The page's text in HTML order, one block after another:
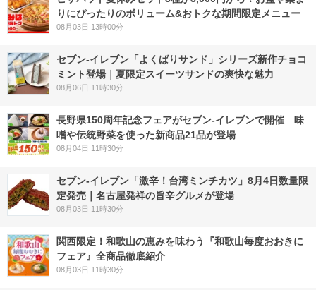
りにぴったりのボリューム&おトクな期間限定メニュー
08月03日 13時00分
セブン‐イレブン「よくばりサンド」シリーズ新作チョコ
ミント登場｜夏限定スイーツサンドの爽快な魅力
08月06日 11時30分
長野県150周年記念フェアがセブン-イレブンで開催 味
噌や伝統野菜を使った新商品21品が登場
08月04日 11時30分
セブン-イレブン「激辛！台湾ミンチカツ」8月4日数量限
定発売｜名古屋発祥の旨辛グルメが登場
08月03日 11時30分
関西限定！和歌山の恵みを味わう『和歌山毎度おおきに
フェア』全商品徹底紹介
08月03日 11時30分